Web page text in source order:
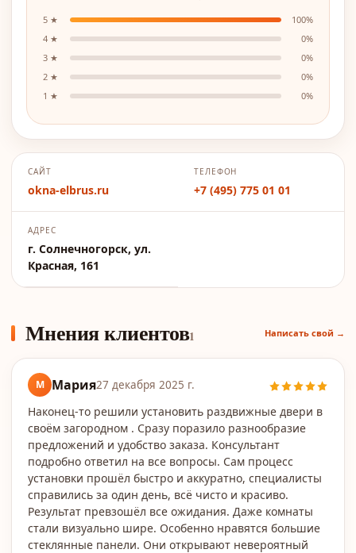
5 ★ 100%
4 ★ 0%
3 ★ 0%
2 ★ 0%
1 ★ 0%
САЙТ
okna-elbrus.ru
ТЕЛЕФОН
+7 (495) 775 01 01
АДРЕС
г. Солнечногорск, ул.
Красная, 161
Мнения клиентов1 Написать свой →
М Мария27 декабря 2025 г.
Наконец-то решили установить раздвижные двери в
своём загородном . Сразу поразило разнообразие
предложений и удобство заказа. Консультант
подробно ответил на все вопросы. Сам процесс
установки прошёл быстро и аккуратно, специалисты
справились за один день, всё чисто и красиво.
Результат превзошёл все ожидания. Даже комнаты
стали визуально шире. Особенно нравятся большие
стеклянные панели. Они открывают невероятный